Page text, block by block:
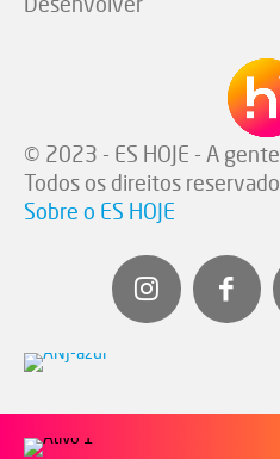
© 2023 - ES HOJE - A
Todos os direitos
Sobre o ES HOJE